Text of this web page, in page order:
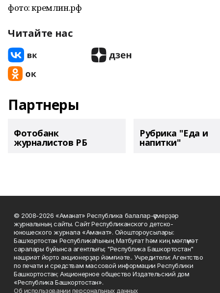
фото: кремлин.рф
Читайте нас
Партнеры
Фотобанк
журналистов РБ
Рубрика "Еда и
напитки"
© 2008-2026 «Аманат» Республика балалар-үҫмерҙәр
журналының сайты. Сайт Республиканского детско-
юношеского журнала «Аманат». Ойоштороусылары:
Башҡортостан Республикаһының Матбуғат һәм киң мәғлүмәт
саралары буйынса агентлығы; "Республика Башкортостан"
нәшриәт йорто акционерҙар йәмғиәте.. Учредители: Агентство
по печати и средствам массовой информации Республики
Башкортостан; Акционерное общество Издательский дом
«Республика Башкортостан».
Об использовании персональных данных